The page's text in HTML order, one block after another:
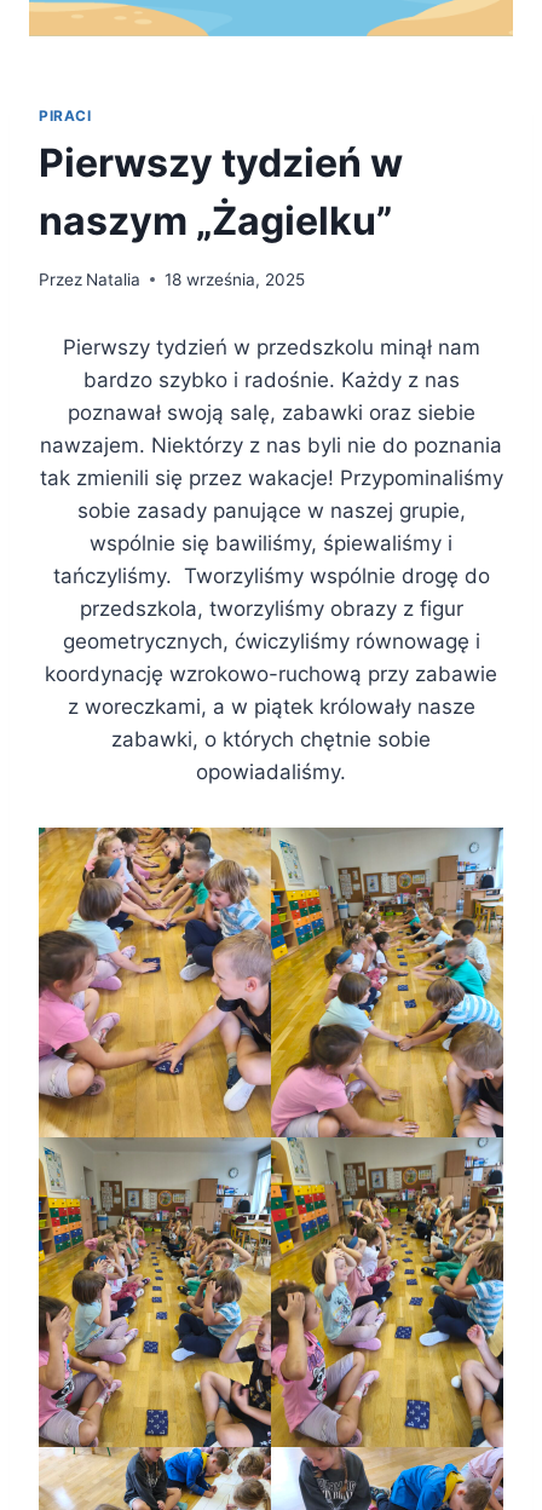
PIRACI
Pierwszy tydzień w
naszym „Żagielku”
Przez Natalia 18 września, 2025
Pierwszy tydzień w przedszkolu minął nam
bardzo szybko i radośnie. Każdy z nas
poznawał swoją salę, zabawki oraz siebie
nawzajem. Niektórzy z nas byli nie do poznania
tak zmienili się przez wakacje! Przypominaliśmy
sobie zasady panujące w naszej grupie,
wspólnie się bawiliśmy, śpiewaliśmy i
tańczyliśmy. Tworzyliśmy wspólnie drogę do
przedszkola, tworzyliśmy obrazy z figur
geometrycznych, ćwiczyliśmy równowagę i
koordynację wzrokowo-ruchową przy zabawie
z woreczkami, a w piątek królowały nasze
zabawki, o których chętnie sobie
opowiadaliśmy.